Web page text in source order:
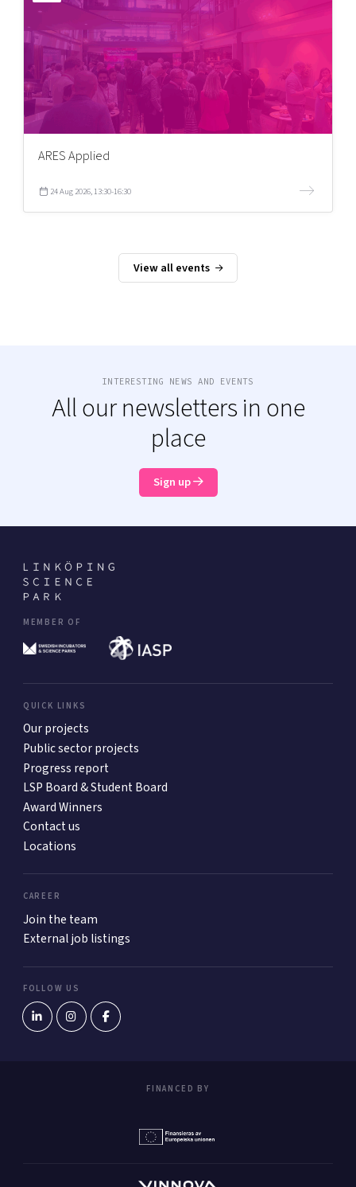
ARES Applied
24 Aug 2026, 13:30-16:30
View all events
INTERESTING NEWS AND EVENTS
All our newsletters in one
place
Sign up
MEMBER OF
QUICK LINKS
Our projects
Public sector projects
Progress report
LSP Board & Student Board
Award Winners
Contact us
Locations
CAREER
Join the team
External job listings
FOLLOW US
FINANCED BY